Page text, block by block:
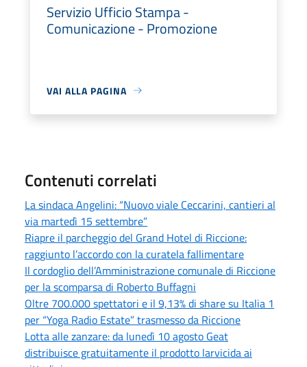
Servizio Ufficio Stampa -
Comunicazione - Promozione
VAI ALLA PAGINA
Contenuti correlati
La sindaca Angelini: “Nuovo viale Ceccarini, cantieri al
via martedì 15 settembre”
Riapre il parcheggio del Grand Hotel di Riccione:
raggiunto l’accordo con la curatela fallimentare
Il cordoglio dell’Amministrazione comunale di Riccione
per la scomparsa di Roberto Buffagni
Oltre 700.000 spettatori e il 9,13% di share su Italia 1
per “Yoga Radio Estate” trasmesso da Riccione
Lotta alle zanzare: da lunedì 10 agosto Geat
distribuisce gratuitamente il prodotto larvicida ai